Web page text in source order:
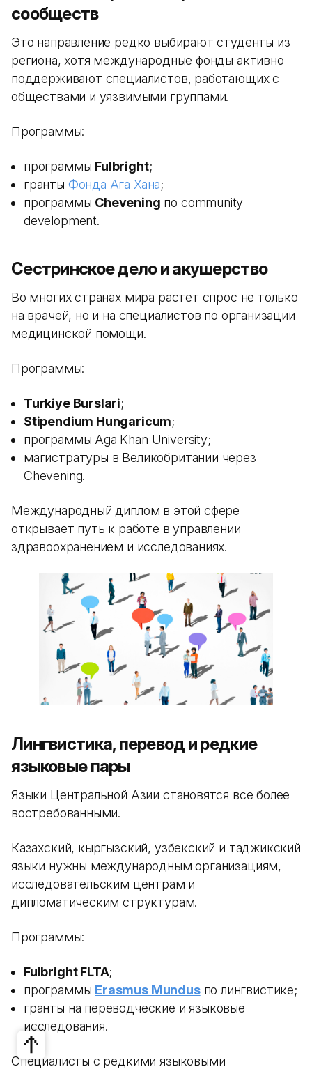
сообществ
Это направление редко выбирают студенты из
региона, хотя международные фонды активно
поддерживают специалистов, работающих с
обществами и уязвимыми группами.
Программы:
программы Fulbright;
гранты Фонда Ага Хана;
программы Chevening по community
development.
Сестринское дело и акушерство
Во многих странах мира растет спрос не только
на врачей, но и на специалистов по организации
медицинской помощи.
Программы:
Turkiye Burslari;
Stipendium Hungaricum;
программы Aga Khan University;
магистратуры в Великобритании через
Chevening.
Международный диплом в этой сфере
открывает путь к работе в управлении
здравоохранением и исследованиях.
Лингвистика, перевод и редкие
языковые пары
Языки Центральной Азии становятся все более
востребованными.
Казахский, кыргызский, узбекский и таджикский
языки нужны международным организациям,
исследовательским центрам и
дипломатическим структурам.
Программы:
Fulbright FLTA;
программы Erasmus Mundusпо лингвистике;
гранты на переводческие и языковые
исследования.
Специалисты с редкими языковыми